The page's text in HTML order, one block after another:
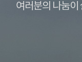
여러분의 나눔이